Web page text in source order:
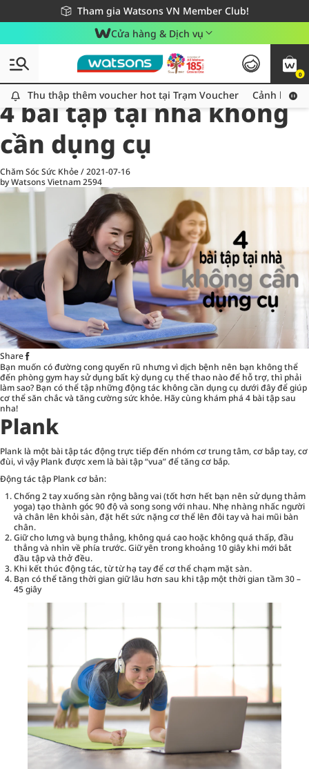
Tham gia Watsons VN Member Club!
Miễn phí giao hàng cho đơn hàng từ 249,000Đ
Giao hàng nhanh 24h - Áp dụng khu vực TP. Hồ Chí Minh
Cửa hàng & Dịch vụ
0
Thu thập thêm voucher hot tại Trạm Voucher
Thu thập thêm voucher hot tại Trạm Voucher Cảnh báo
All
Chăm Sóc Cá Nhân
4 bài tập tại nhà không
cần dụng cụ
Chăm Sóc Sức Khỏe/2021-07-16
by Watsons Vietnam2594
Share
Bạn muốn có đường cong quyến rũ nhưng vì dịch bệnh nên bạn không thể
đến phòng gym hay sử dụng bất kỳ dụng cụ thể thao nào để hỗ trợ, thì phải
làm sao? Bạn có thể tập những động tác không cần dụng cụ dưới đây để giúp
cơ thể săn chắc và tăng cườngsức khỏe. Hãy cùng khám phá 4 bài tập sau
nha!
Plank
Plank là một bài tập tác động trực tiếp đến nhóm cơ trung tâm, cơ bắp tay, cơ
đùi, vì vậy Plank được xem là bài tập “vua” để tăng cơ bắp.
Động tác tập Plank cơ bản:
Chống 2 tay xuống sàn rộng bằng vai (tốt hơn hết bạn nên sử dụng thảm
yoga) tạo thành góc 90 độ và song song với nhau. Nhẹ nhàng nhấc người
và chân lên khỏi sàn, đặt hết sức nặng cơ thể lên đôi tay và hai mũi bàn
chân.
Giữ cho lưng và bụng thẳng, không quá cao hoặc không quá thấp, đầu
thẳng và nhìn về phía trước. Giữ yên trong khoảng 10 giây khi mới bắt
đầu tập và thở đều.
Khi kết thúc động tác, từ từ hạ tay để cơ thể chạm mặt sàn.
Bạn có thể tăng thời gian giữ lâu hơn sau khi tập một thời gian tầm 30 –
45 giây